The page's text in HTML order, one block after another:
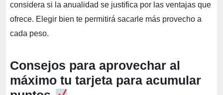
considera si la anualidad se justifica por las ventajas que
ofrece. Elegir bien te permitirá sacarle más provecho a
cada peso.
Consejos para aprovechar al
máximo tu tarjeta para acumular